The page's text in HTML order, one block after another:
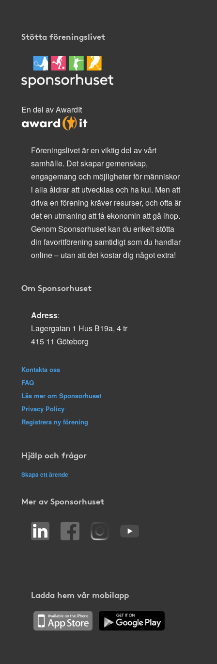
Stötta föreningslivet
En del av AwardIt
Föreningslivet är en viktig del av vårt
samhälle. Det skapar gemenskap,
engagemang och möjligheter för människor
i alla åldrar att utvecklas och ha kul. Men att
driva en förening kräver resurser, och ofta är
det en utmaning att få ekonomin att gå ihop.
Genom Sponsorhuset kan du enkelt stötta
din favoritförening samtidigt som du handlar
online – utan att det kostar dig något extra!
Om Sponsorhuset
Adress:
Lagergatan 1 Hus B19a, 4 tr
415 11 Göteborg
Kontakta oss
FAQ
Läs mer om Sponsorhuset
Privacy Policy
Registrera ny förening
Hjälp och frågor
Skapa ett ärende
Mer av Sponsorhuset
Ladda hem vår mobilapp